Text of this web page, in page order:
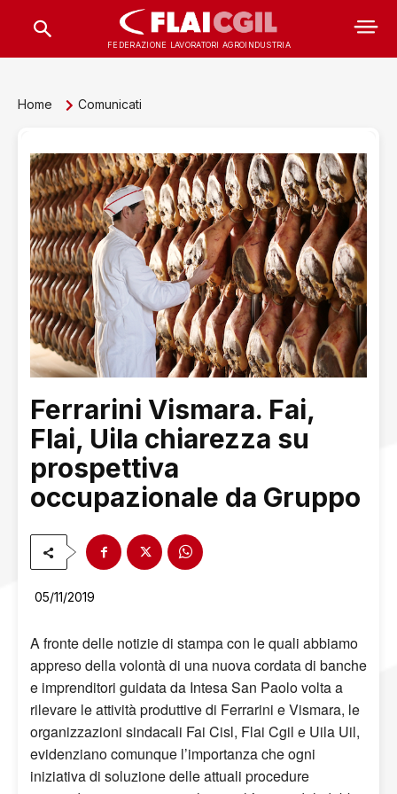
FEDERAZIONE LAVORATORI AGROINDUSTRIA
Home Comunicati
Ferrarini Vismara. Fai,
Flai, Uila chiarezza su
prospettiva
occupazionale da Gruppo
05/11/2019
A fronte delle notizie di stampa con le quali abbiamo
appreso della volontà di una nuova cordata di banche
e imprenditori guidata da Intesa San Paolo volta a
rilevare le attività produttive di Ferrarini e Vismara, le
organizzazioni sindacali Fai Cisl, Flai Cgil e Uila Uil,
evidenziano comunque l’importanza che ogni
iniziativa di soluzione delle attuali procedure